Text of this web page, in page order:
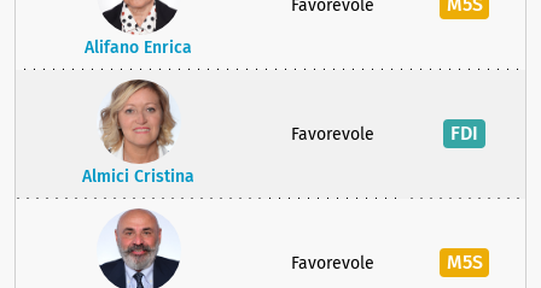
Alifano Enrica
Favorevole
Almici Cristina
Favorevole FDI
Favorevole M5S